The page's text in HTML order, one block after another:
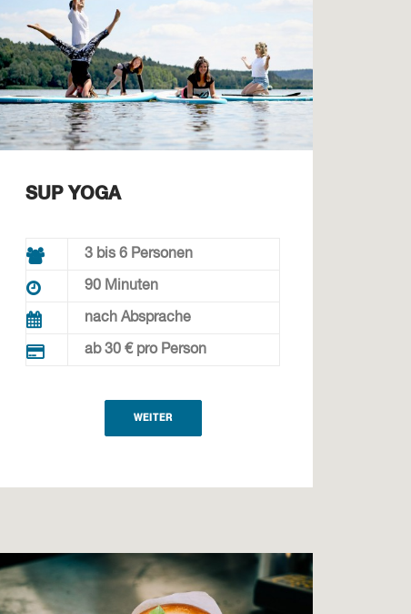
SUP YOGA
3 bis 6 Personen
90 Minuten
nach Absprache
ab 30 € pro Person
WEITER